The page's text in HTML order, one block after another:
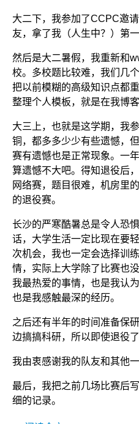
大二下，我参加了CCPC邀
友，拿了我（人生中？）第
然后是大二暑假，我重新和
校。多校题比较难，我们几
把以前模糊的高级知识点都
整理个人模板，就是在我博
大三上，也就是这学期，我
铜，都多多少少有些遗憾，
赛有遗憾也是正常现象。一
算遗憾不大吧。得知退役后
网络赛，题目很难，机房里
的退役赛。
长沙的严寒酷暑总是令人恐
话，大学生活一定比现在要
次机会，我也一定会选择训
情，实际上大学除了比赛也
我最热爱的事情，也是我认
也是我感触最深的经历。
之后还有半年的时间准备保
边搞搞科研，所以即使退役
我由衷感谢我的队友和其他
最后，我把之前几场比赛后
细的记录。